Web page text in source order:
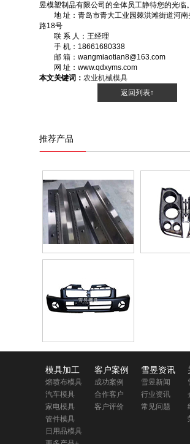
昱模塑制品有限公司的全体员工静待您的光临。
地 址：青岛市青大工业园棘洪滩街道河南
路18号
联 系 人：王经理
手 机：18661680338
邮 箱：wangmiaotian8@163.com
网 址：www.qdxyms.com
本文关键词： 农业机械模具
返回列表↑
推荐产品
模具加工
熔喷布模具
汽车模具
家电模具
管件模具
日用品模具
客户案例
成功案例
合作客户
客户评价
雪昱资讯
雪昱新闻
行业资讯
常见问题